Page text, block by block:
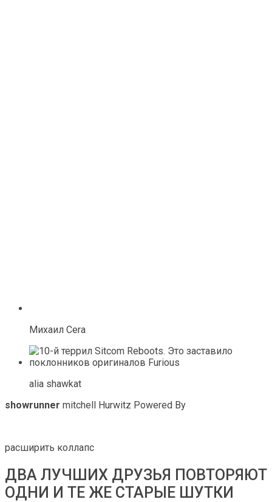
Михаил Cera
alia shawkat
showrunner mitchell Hurwitz Powered By
расширить коллапс
ДВА ЛУЧШИХ ДРУЗЬЯ ПОВТОРЯЮТ
ОДНИ И ТЕ ЖЕ СТАРЫЕ ШУТКИ